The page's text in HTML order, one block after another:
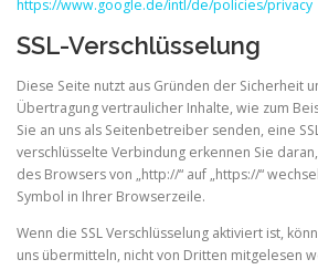
https://www.google.de/intl/de/policies/privacy
SSL-Verschlüsselung
Diese Seite nutzt aus Gründen der Sicherheit
Übertragung vertraulicher Inhalte, wie zum
Sie an uns als Seitenbetreiber senden, eine
verschlüsselte Verbindung erkennen Sie
des Browsers von „http://“ auf „https://“
Symbol in Ihrer Browserzeile.
Wenn die SSL Verschlüsselung aktiviert ist,
uns übermitteln, nicht von Dritten mitgelesen